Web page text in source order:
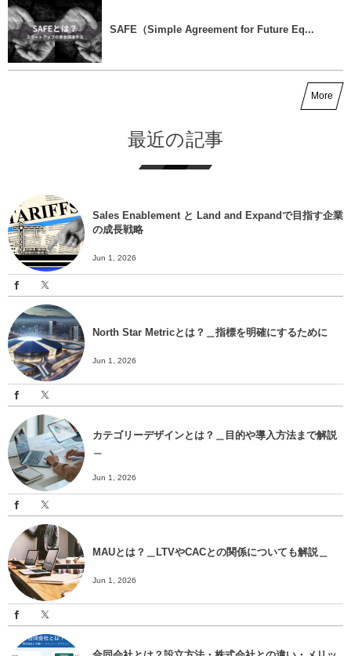
SAFE（Simple Agreement for Future Eq...
More
最近の記事
Sales Enablement と Land and Expandで目指す企業
の成長戦略
Jun 1, 2026
North Star Metricとは？＿指標を明確にするために
Jun 1, 2026
カテゴリーデザインとは？＿目的や導入方法まで解説
Jun 1, 2026
MAUとは？＿LTVやCACとの関係についても解説＿
Jun 1, 2026